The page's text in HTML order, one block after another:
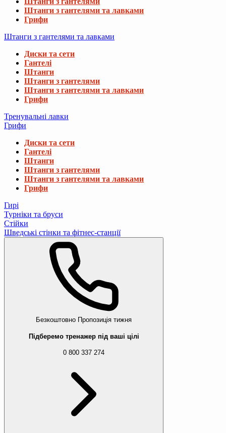
Штанги з гантелями та лавками
Грифи
Штанги з гантелями та лавками
Диски та сети
Гантелі
Штанги
Штанги з гантелями
Штанги з гантелями та лавками
Грифи
Тренувальні лавки
Грифи
Диски та сети
Гантелі
Штанги
Штанги з гантелями
Штанги з гантелями та лавками
Грифи
Гирі
Турніки та бруси
Стійки
Шведські стінки та фітнес-станції
Безкоштовно Пропозиція тижня
Підберемо тренажер під ваші цілі
0 800 337 274